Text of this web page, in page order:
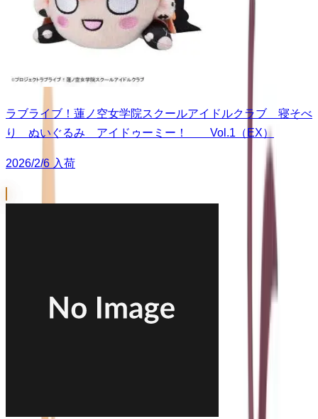
ラブライブ！蓮ノ空女学院スクールアイドルクラブ 寝そべ
り ぬいぐるみ アイドゥーミー！ Vol.1（EX）
2026/2/6 入荷